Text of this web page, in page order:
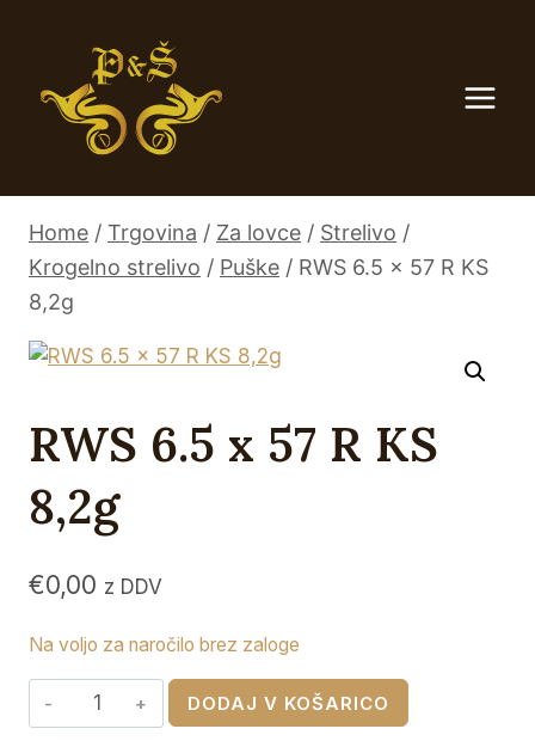
Home / Trgovina / Za lovce / Strelivo /
Krogelno strelivo / Puške / RWS 6.5 x 57 R KS
8,2g
RWS 6.5 x 57 R KS
8,2g
€0,00 z DDV
Na voljo za naročilo brez zaloge
RWS
6.5
DODAJ V KOŠARICO